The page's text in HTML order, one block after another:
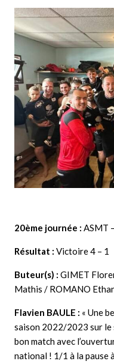
20ème journée : ASMT
Résultat : Victoire 4 – 1
Buteur(s) : GIMET
Mathis / ROMANO
Flavien BAULE : « Une
saison 2022/2023 sur le
bon match avec
national ! 1/1 à la pause